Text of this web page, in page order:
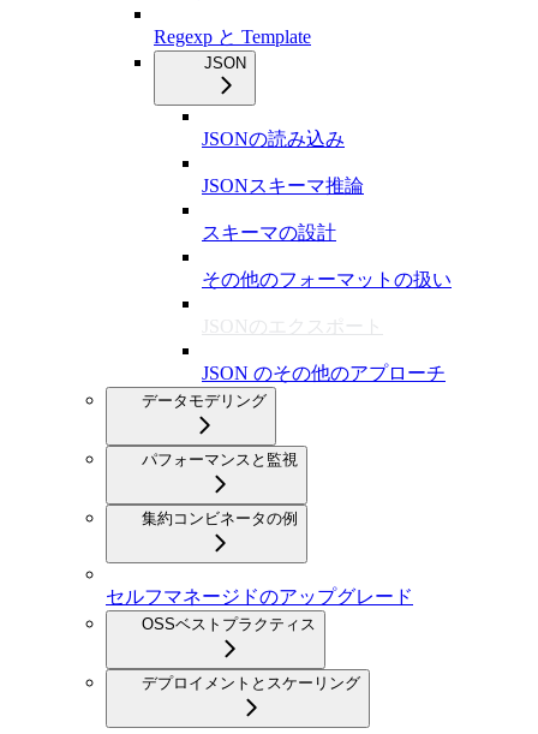
Regexp と Template
JSON
JSONの読み込み
JSONスキーマ推論
スキーマの設計
その他のフォーマットの扱い
JSONのエクスポート
JSON のその他のアプローチ
データモデリング
パフォーマンスと監視
集約コンビネータの例
セルフマネージドのアップグレード
OSSベストプラクティス
デプロイメントとスケーリング